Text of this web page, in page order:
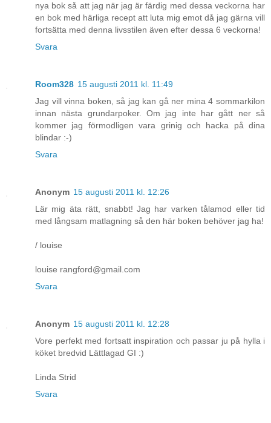
nya bok så att jag när jag är färdig med dessa veckorna har
en bok med härliga recept att luta mig emot då jag gärna vill
fortsätta med denna livsstilen även efter dessa 6 veckorna!
Svara
Room328 15 augusti 2011 kl. 11:49
Jag vill vinna boken, så jag kan gå ner mina 4 sommarkilon
innan nästa grundarpoker. Om jag inte har gått ner så
kommer jag förmodligen vara grinig och hacka på dina
blindar :-)
Svara
Anonym 15 augusti 2011 kl. 12:26
Lär mig äta rätt, snabbt! Jag har varken tålamod eller tid
med långsam matlagning så den här boken behöver jag ha!
/ louise
louise rangford@gmail.com
Svara
Anonym 15 augusti 2011 kl. 12:28
Vore perfekt med fortsatt inspiration och passar ju på hylla i
köket bredvid Lättlagad GI :)
Linda Strid
Svara